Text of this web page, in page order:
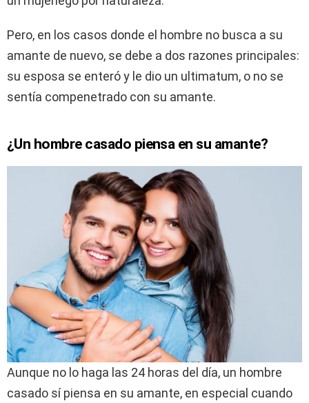
Pero, en los casos donde el hombre no busca a su
amante de nuevo, se debe a dos razones principales:
su esposa se enteró y le dio un ultimatum, o no se
sentía compenetrado con su amante.
¿Un hombre casado piensa en su amante?
Aunque no lo haga las 24 horas del día, un hombre
casado sí piensa en su amante, en especial cuando